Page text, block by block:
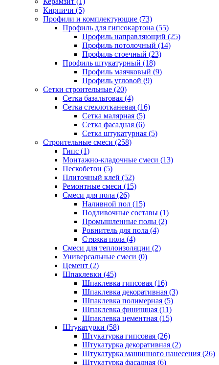
Кирпичи (5)
Профили и комплектующие (73)
Профиль для гипсокартона (55)
Профиль направляющий (25)
Профиль потолочный (14)
Профиль стоечный (23)
Профиль штукатурный (18)
Профиль маячковый (9)
Профиль угловой (9)
Сетки строительные (20)
Сетка базальтовая (4)
Сетка стеклотканевая (16)
Сетка малярная (5)
Сетка фасадная (6)
Сетка штукатурная (5)
Строительные смеси (258)
Гипс (1)
Монтажно-кладочные смеси (13)
Пескобетон (5)
Плиточный клей (52)
Ремонтные смеси (15)
Смеси для пола (26)
Наливной пол (15)
Подливочные составы (1)
Промышленные полы (2)
Ровнитель для пола (4)
Стяжка пола (4)
Смеси для теплоизоляции (2)
Универсальные смеси (0)
Цемент (2)
Шпаклевки (45)
Шпаклевка гипсовая (16)
Шпаклевка декоративная (3)
Шпаклевка полимерная (5)
Шпаклевка финишная (11)
Шпаклевка цементная (15)
Штукатурки (58)
Штукатурка гипсовая (26)
Штукатурка декоративная (2)
Штукатурка машинного нанесения (26)
Штукатурка фасадная (6)